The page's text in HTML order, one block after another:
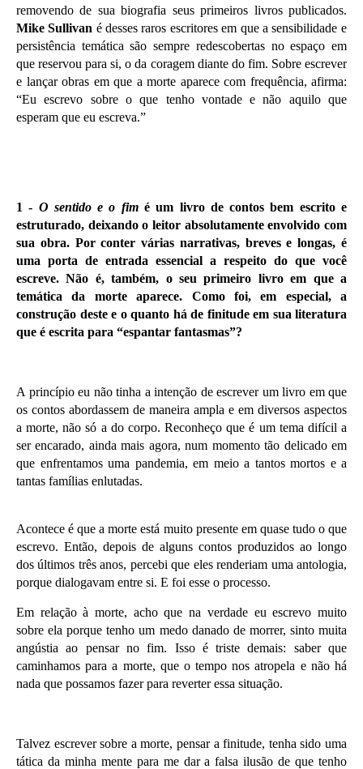
removendo de sua biografia seus primeiros livros publicados.
Mike Sullivan é desses raros escritores em que a sensibilidade e
persistência temática são sempre redescobertas no espaço em
que reservou para si, o da coragem diante do fim. Sobre escrever
e lançar obras em que a morte aparece com frequência, afirma:
“Eu escrevo sobre o que tenho vontade e não aquilo que
esperam que eu escreva.”
1 - O sentido e o fimé um livro de contos bem escrito e
estruturado, deixando o leitor absolutamente envolvido com
sua obra. Por conter várias narrativas, breves e longas, é
uma porta de entrada essencial a respeito do que você
escreve. Não é, também, o seu primeiro livro em que a
temática da morte aparece. Como foi, em especial, a
construção deste e o quanto há de finitude em sua literatura
que é escrita para “espantar fantasmas”?
A princípio eu não tinha a intenção de escrever um livro em que
os contos abordassem de maneira ampla e em diversos aspectos
a morte, não só a do corpo. Reconheço que é um tema difícil a
ser encarado, ainda mais agora, num momento tão delicado em
que enfrentamos uma pandemia, em meio a tantos mortos e a
tantas famílias enlutadas.
Acontece é que a morte está muito presente em quase tudo o que
escrevo. Então, depois de alguns contos produzidos ao longo
dos últimos três anos, percebi que eles renderiam uma antologia,
porque dialogavam entre si. E foi esse o processo.
Em relação à morte, acho que na verdade eu escrevo muito
sobre ela porque tenho um medo danado de morrer, sinto muita
angústia ao pensar no fim. Isso é triste demais: saber que
caminhamos para a morte, que o tempo nos atropela e não há
nada que possamos fazer para reverter essa situação.
Talvez escrever sobre a morte, pensar a finitude, tenha sido uma
tática da minha mente para me dar a falsa ilusão de que tenho